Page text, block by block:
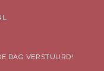
DAG VERSTUURD!